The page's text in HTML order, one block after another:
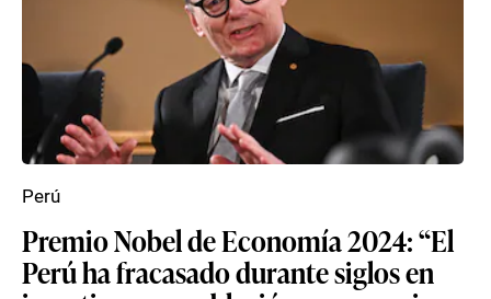
Premio Nobel de Economía 2024: “El
Perú ha fracasado durante siglos en
Perú